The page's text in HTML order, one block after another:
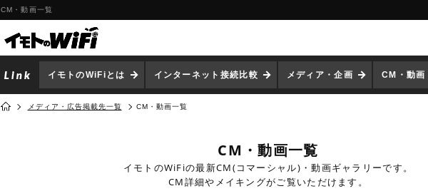
CM・動画一覧
イモトのWiFiとは インターネット接続比較 メディア・企画 CM・動画
メディア・広告掲載先一覧 CM・動画一覧
CM・動画一覧
イモトのWiFiの最新CM(コマーシャル)・動画ギャラリーです。
CM詳細やメイキングがご覧いただけます。